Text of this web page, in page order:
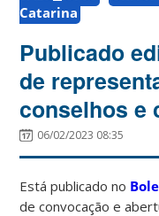
Catarina
Publicado
de
conselhos e
06/02/2023 08:35
Está publicado no
de convocação e